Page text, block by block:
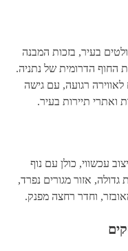
בעיר, בזכות המבנה
החוף הדרומית של נתניה.
לאווירה רגועה, עם גישה
ואתרי תיירות בעיר.
עכשווי, כולן עם נוף
גדולה, אזור מגורים נפרד,
מאובזר, וחדר רחצה מפנק.